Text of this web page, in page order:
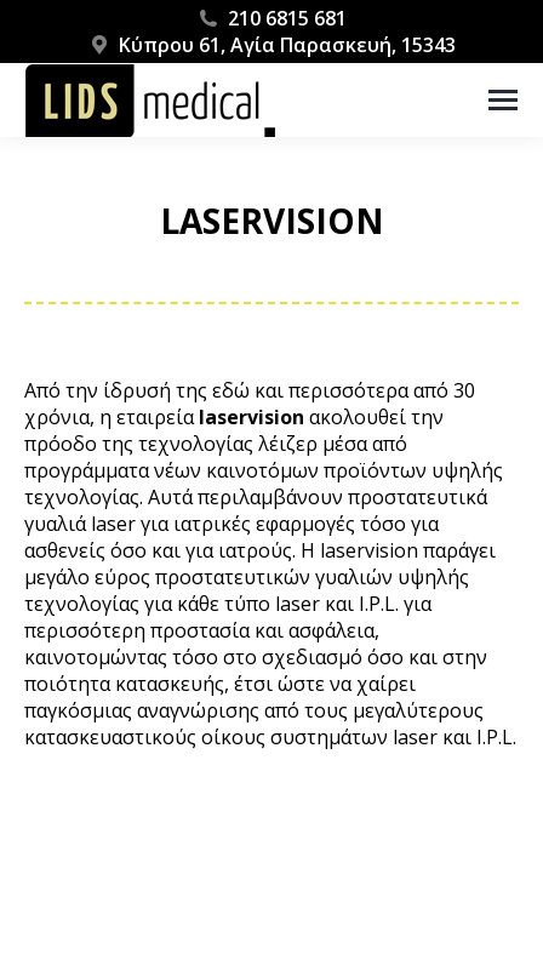
210 6815 681
Κύπρου 61, Αγία Παρασκευή, 15343
LASERVISION
Από την ίδρυσή της εδώ και περισσότερα από 30
χρόνια, η εταιρείαlaservision ακολουθεί την
πρόοδο της τεχνολογίας λέιζερ μέσα από
προγράμματα νέων καινοτόμων προϊόντων υψηλής
τεχνολογίας. Αυτά περιλαμβάνουν προστατευτικά
γυαλιά laser για ιατρικές εφαρμογές τόσο για
ασθενείς όσο και για ιατρούς. Η laservision παράγει
μεγάλο εύρος προστατευτικών γυαλιών υψηλής
τεχνολογίας για κάθε τύπο laser και I.P.L. για
περισσότερη προστασία και ασφάλεια,
καινοτομώντας τόσο στο σχεδιασμό όσο και στην
ποιότητα κατασκευής, έτσι ώστε να χαίρει
παγκόσμιας αναγνώρισης από τους μεγαλύτερους
κατασκευαστικούς οίκους συστημάτων laser και I.P.L.